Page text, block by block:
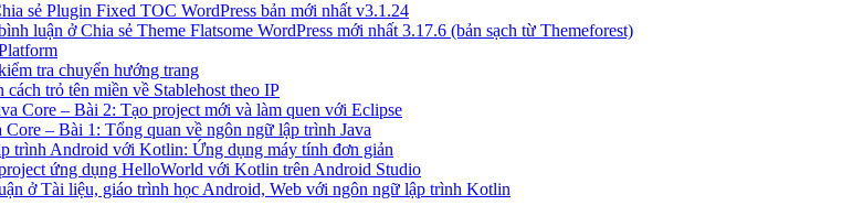
sẻ Plugin Fixed TOC WordPress bản mới nhất v3.1.24
luận ở Chia sẻ Theme Flatsome WordPress mới nhất 3.17.6 (bản sạch từ Themeforest)
tra chuyển hướng trang
cách trỏ tên miền về Stablehost theo IP
Core – Bài 2: Tạo project mới và làm quen với Eclipse
Core – Bài 1: Tổng quan về ngôn ngữ lập trình Java
trình Android với Kotlin: Ứng dụng máy tính đơn giản
ứng dụng HelloWorld với Kotlin trên Android Studio
ở Tài liệu, giáo trình học Android, Web với ngôn ngữ lập trình Kotlin